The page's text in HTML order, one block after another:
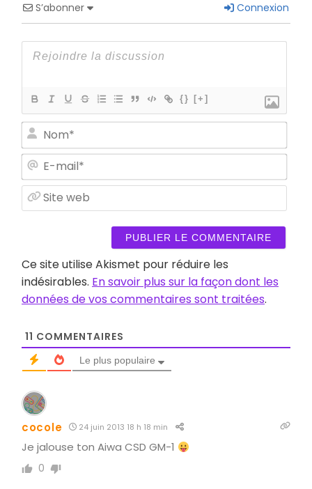
S’abonner Connexion
{} [+]
web
Ce site utilise Akismet pour réduire les
indésirables. En savoir plus sur la façon dont les
données de vos commentaires sont traitées.
11 COMMENTAIRES
Le plus populaire
cocole 24 juin 2013 18 h 18 min
Je jalouse ton Aiwa CSD GM-1
0